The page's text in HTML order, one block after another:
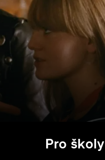
Pro školy